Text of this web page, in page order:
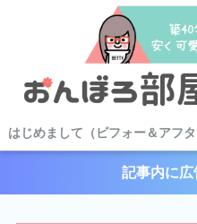
はじめまして（ビフォー＆アフタ
記事内に